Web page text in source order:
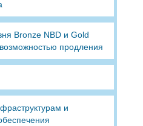
Bronze NBD и Gold
продления
и